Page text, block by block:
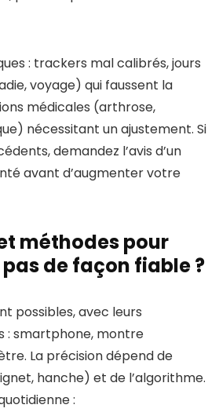
: trackers mal calibrés, jours
voyage) qui faussent la
médicales (arthrose,
nécessitant un ajustement. Si
demandez l’avis d’un
avant d’augmenter votre
méthodes pour
de façon fiable ?
possibles, avec leurs
: smartphone, montre
La précision dépend de
hanche) et de l’algorithme.
: